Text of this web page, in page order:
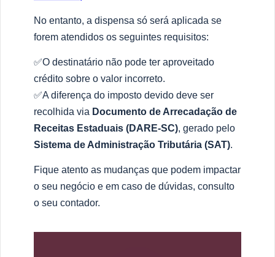
No entanto, a dispensa só será aplicada se
forem atendidos os seguintes requisitos:
✅O destinatário não pode ter aproveitado
crédito sobre o valor incorreto.
✅A diferença do imposto devido deve ser
recolhida via Documento de Arrecadação de
Receitas Estaduais (DARE-SC), gerado pelo
Sistema de Administração Tributária (SAT).
Fique atento as mudanças que podem impactar
o seu negócio e em caso de dúvidas, consulto
o seu contador.